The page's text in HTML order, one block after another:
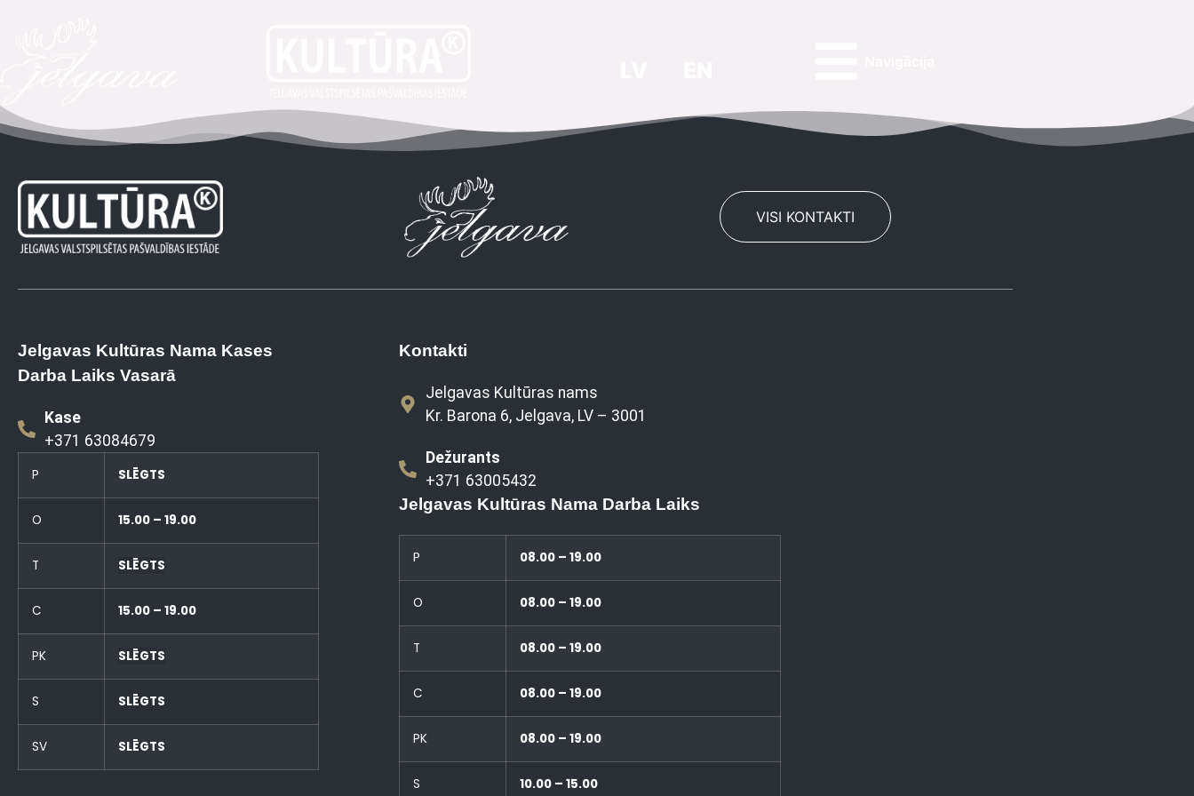
VISI KONTAKTI
Jelgavas Kultūras Nama Kases
Darba Laiks Vasarā
Kase
+371 63084679
P SLĒGTS
O 15.00 – 19.00
T SLĒGTS
C 15.00 – 19.00
PK SLĒGTS
S SLĒGTS
SV SLĒGTS
Kontakti
Jelgavas Kultūras nams
Kr. Barona 6, Jelgava, LV – 3001
Dežurants
+371 63005432
Jelgavas Kultūras Nama Darba Laiks
P 08.00 – 19.00
O 08.00 – 19.00
T 08.00 – 19.00
C 08.00 – 19.00
PK 08.00 – 19.00
S 10.00 – 15.00